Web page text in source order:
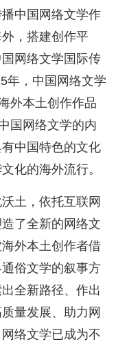
中国网络文学作
，搭建创作平
网络文学国际传
年，中国网络文学
外本土创作作品
国网络文学的内
中国特色的文化
化的海外流行。
土，依托互联网
了全新的网络文
外本土创作者借
俗文学的叙事方
全新路径、作出
量发展、助力网
络文学已成为不